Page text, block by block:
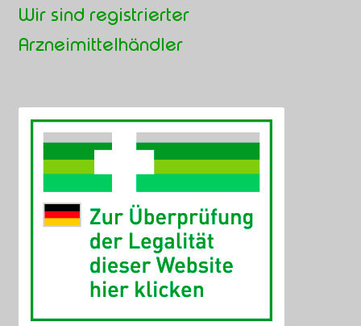
Wir sind registrierter
Arzneimittelhändler